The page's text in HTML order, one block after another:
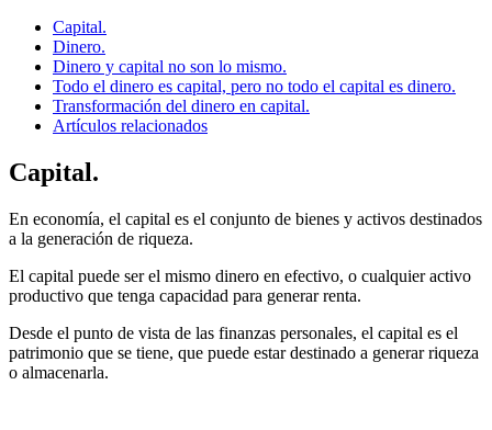
Capital.
Dinero.
Dinero y capital no son lo mismo.
Todo el dinero es capital, pero no todo el capital es dinero.
Transformación del dinero en capital.
Artículos relacionados
Capital.
En economía, el capital es el conjunto de bienes y activos destinados
a la generación de riqueza.
El capital puede ser el mismo dinero en efectivo, o cualquier activo
productivo que tenga capacidad para generar renta.
Desde el punto de vista de las finanzas personales, el capital es el
patrimonio que se tiene, que puede estar destinado a generar riqueza
o almacenarla.